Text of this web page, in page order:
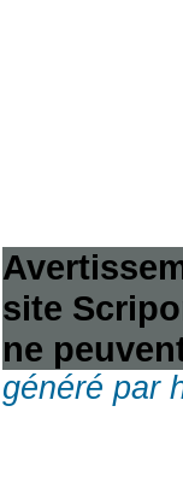
site
ne
généré par